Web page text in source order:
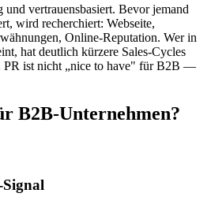
vertrauensbasiert. Bevor jemand
wird recherchiert: Webseite,
Online-Reputation. Wer in
hat deutlich kürzere Sales-Cycles
PR ist nicht „nice to have" für B2B —
B2B-Unternehmen?
Signal